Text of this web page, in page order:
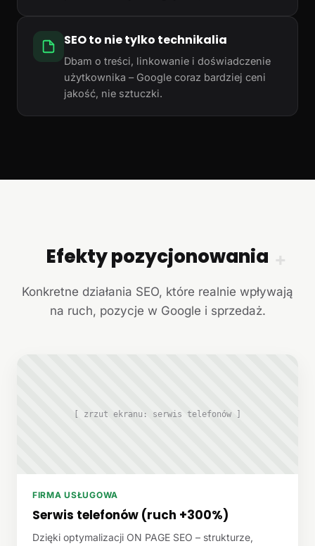
SEO to nie tylko technikalia
Dbam o treści, linkowanie i doświadczenie
użytkownika – Google coraz bardziej ceni
jakość, nie sztuczki.
+
Efekty pozycjonowania
Konkretne działania SEO, które realnie wpływają
na ruch, pozycje w Google i sprzedaż.
[ zrzut ekranu: serwis telefonów ]
FIRMA USŁUGOWA
Serwis telefonów (ruch +300%)
Dzięki optymalizacji ON PAGE SEO – strukturze,